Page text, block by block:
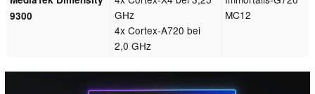
9300
GHz
4x Cortex-A720 bei
2,0 GHz
MC12